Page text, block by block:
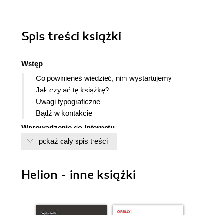
Spis treści książki
Wstęp
Co powinieneś wiedzieć, nim wystartujemy
Jak czytać tę książkę?
Uwagi typograficzne
Bądź w kontakcie
Wprowadzenie do Internetu
Co to jest Internet?
No tak, ale co z tego wynika dla mnie?
Finger - proste polecenie internetowe
Palec na pulsie (Internetu)
Internet z bliska
pokaż cały spis treści
Helion - inne książki